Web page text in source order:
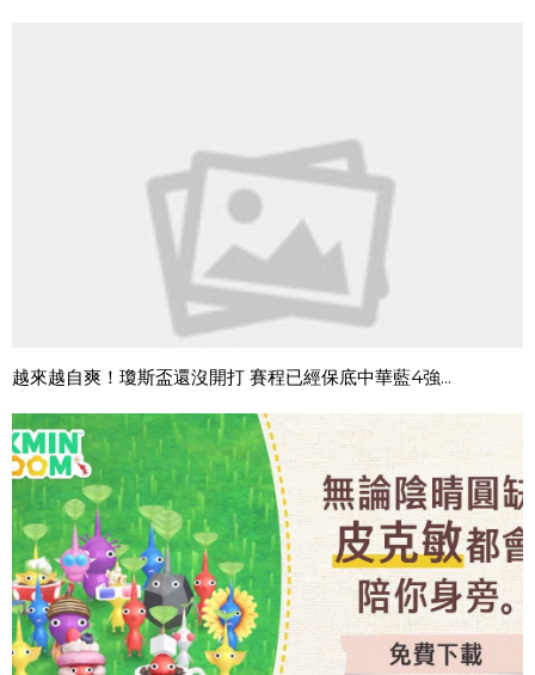
越來越自爽！瓊斯盃還沒開打 賽程已經保底中華藍4強...